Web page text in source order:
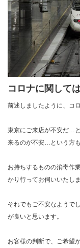
コロナに関して
前述しましたように、コ
東京にご来店が不安だ…
来るのが不安…という方も
お持ちするものの消毒作
かり行ってお伺いいたしま
それでもご不安なようで
が良いと思います。
お客様の判断で、ご希望